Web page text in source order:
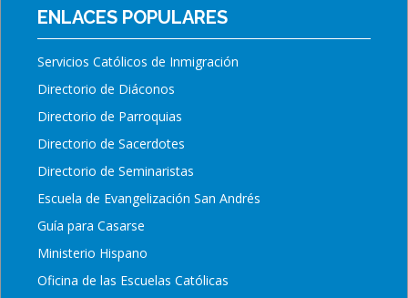
ENLACES POPULARES
Servicios Católicos de Inmigración
Directorio de Diáconos
Directorio de Parroquias
Directorio de Sacerdotes
Directorio de Seminaristas
Escuela de Evangelización San Andrés
Guía para Casarse
Ministerio Hispano
Oficina de las Escuelas Católicas